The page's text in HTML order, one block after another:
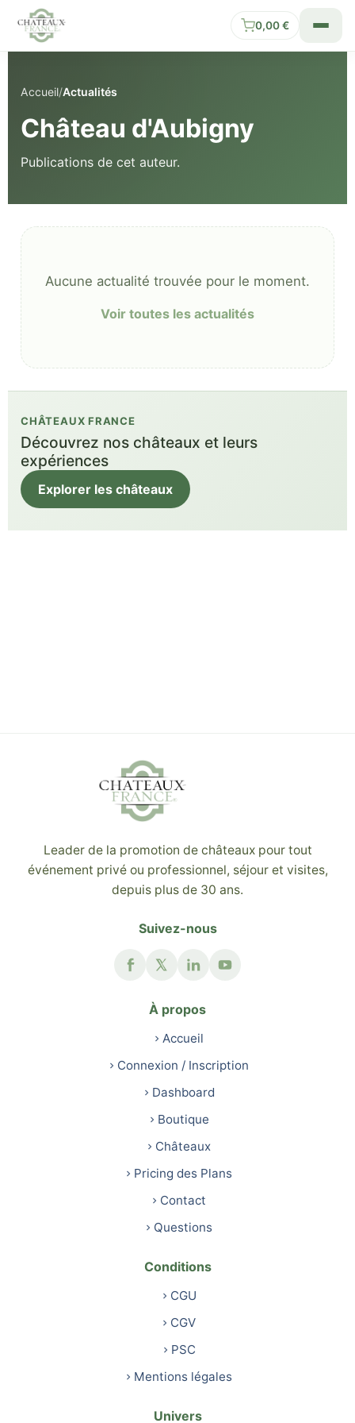
0,00€
Accueil/Actualités
Château d'Aubigny
Publications de cet auteur.
Aucune actualité trouvée pour le moment.
Voir toutes les actualités
CHÂTEAUX FRANCE
Découvrez nos châteaux et leurs
expériences
Explorer les châteaux
Leader de la promotion de châteaux pour tout
événement privé ou professionnel, séjour et visites,
depuis plus de 30 ans.
Suivez-nous
À propos
Accueil
Connexion / Inscription
Dashboard
Boutique
Châteaux
Pricing des Plans
Contact
Questions
Conditions
CGU
CGV
PSC
Mentions légales
Univers